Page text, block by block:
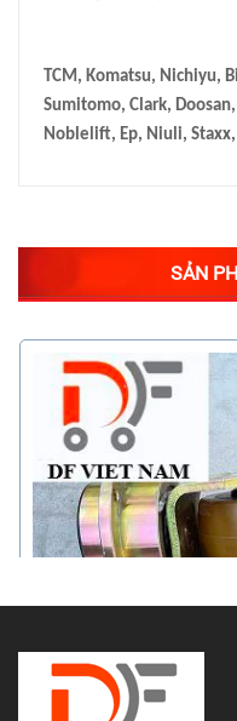
TCM, Komatsu, Nichiyu,
Sumitomo, Clark,
Noblelift, Ep, Niuli,
SẢN